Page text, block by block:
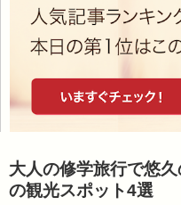
大人の修学旅行で悠
の観光スポット4選